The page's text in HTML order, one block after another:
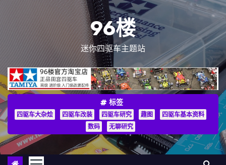
96楼
迷你四驱车主题站
标签
四驱车大杂烩 四驱车改装 四驱车研究 趣图
四驱车基本资料
数码
无聊研究